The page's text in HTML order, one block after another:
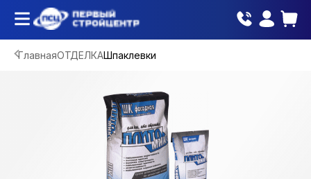
ГлавнаяОТДЕЛКАШпаклевки